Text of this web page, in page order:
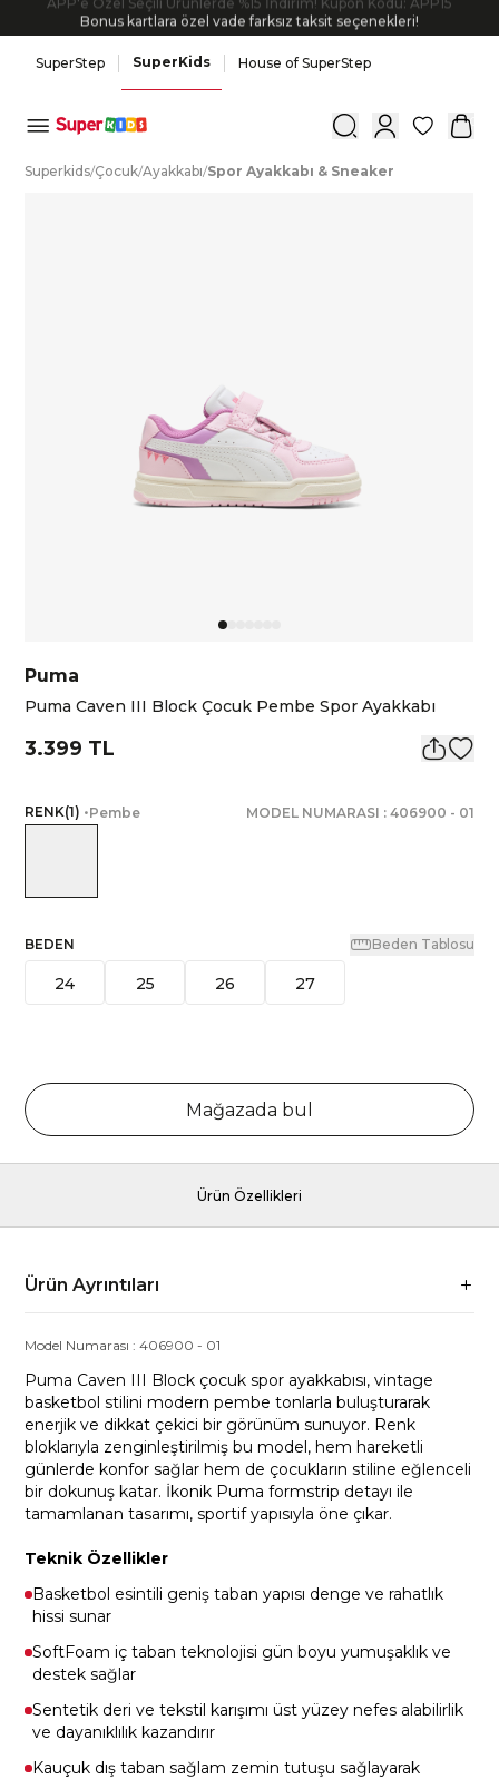
Bonus kartlara özel vade farksız taksit seçenekleri!
SuperStep SuperKids House of SuperStep
0
Superkids/Çocuk/Ayakkabı/Spor Ayakkabı & Sneaker
Puma
Puma Caven III Block Çocuk Pembe Spor Ayakkabı
3.399 TL
RENK(1) •Pembe MODEL NUMARASI : 406900 - 01
BEDEN Beden Tablosu
24 25 26 27
Mağazada bul
Ürün Özellikleri
Ürün Ayrıntıları
Model Numarası :406900 - 01
Puma Caven III Block çocuk spor ayakkabısı, vintage
basketbol stilini modern pembe tonlarla buluşturarak
enerjik ve dikkat çekici bir görünüm sunuyor. Renk
bloklarıyla zenginleştirilmiş bu model, hem hareketli
günlerde konfor sağlar hem de çocukların stiline eğlenceli
bir dokunuş katar. İkonik Puma formstrip detayı ile
tamamlanan tasarımı, sportif yapısıyla öne çıkar.
Teknik Özellikler
Basketbol esintili geniş taban yapısı denge ve rahatlık
hissi sunar
SoftFoam iç taban teknolojisi gün boyu yumuşaklık ve
destek sağlar
Sentetik deri ve tekstil karışımı üst yüzey nefes alabilirlik
ve dayanıklılık kazandırır
Kauçuk dış taban sağlam zemin tutuşu sağlayarak